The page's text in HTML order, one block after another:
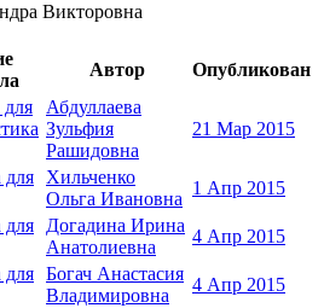
Викторовна
Автор Опубликован
для
Абдуллаева
Зульфия
Рашидовна
21 Мар 2015
для
Хильченко
Ольга Ивановна
1 Апр 2015
для
Догадина Ирина
Анатолиевна
4 Апр 2015
для Богач Анастасия
Владимировна
4 Апр 2015